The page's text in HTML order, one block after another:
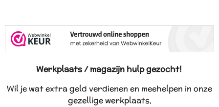
Werkplaats / magazijn hulp gezocht!
Wil je wat extra geld verdienen en meehelpen in onze
gezellige werkplaats,